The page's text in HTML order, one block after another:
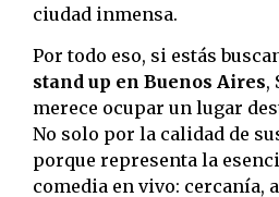
ciudad inmensa.
Por todo eso, si estás
stand up en Buenos Aires,
merece ocupar un lugar
No solo por la calidad de
porque representa la
comedia en vivo: cercanía,